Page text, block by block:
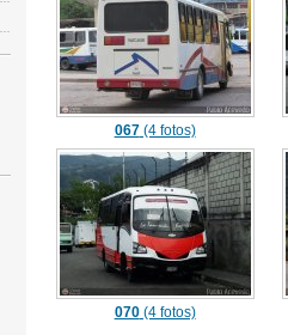
067(4 fotos)
070(4 fotos)